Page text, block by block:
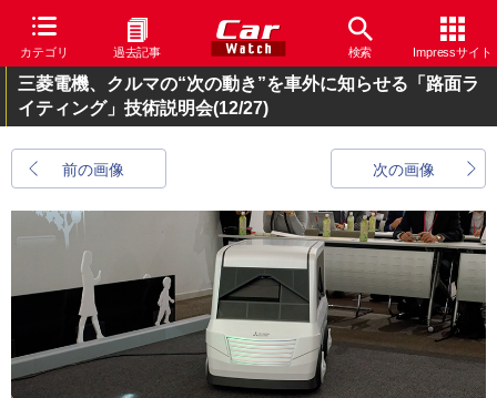
カテゴリ 過去記事 検索 Impressサイト
三菱電機、クルマの“次の動き”を車外に知らせる「路面ラ
イティング」技術説明会(12/27)
前の画像 次の画像